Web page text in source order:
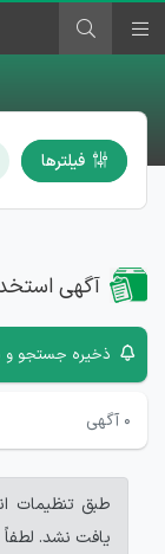
فیلترها
آگهی
ذخیره جستجو و
۰ آگهی
طبق تنظیمات
یافت نشد. لطفاً